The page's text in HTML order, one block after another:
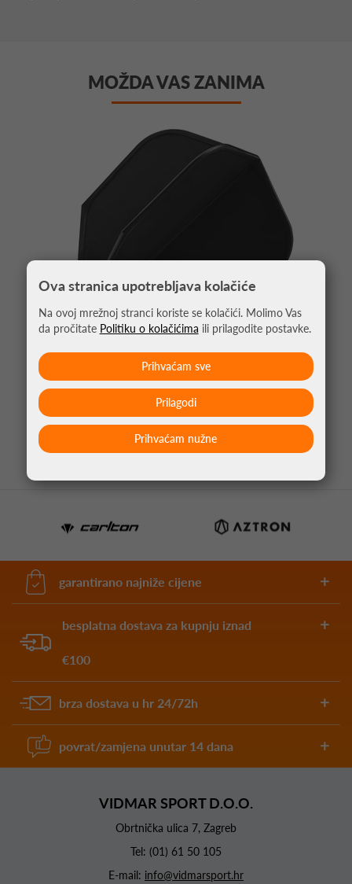
MOŽDA VAS ZANIMA
PIKADO PERA CLIC CRNA
4,95 €
garantirano najniže cijene
besplatna dostava za kupnju iznad
€100
brza dostava u hr 24/72h
povrat/zamjena unutar 14 dana
VIDMAR SPORT D.O.O.
Obrtnička ulica 7, Zagreb
Tel: (01) 61 50 105
E-mail: info@vidmarsport.hr
Ova stranica upotrebljava kolačiće
Na ovoj mrežnoj stranci koriste se kolačići. Molimo Vas
da pročitate Politiku o kolačićima ili prilagodite postavke.
Prihvaćam nužne
Prilagodi
Prihvaćam sve